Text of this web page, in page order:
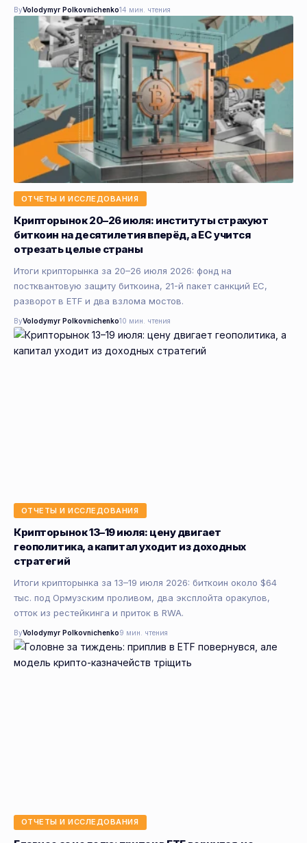
ByVolodymyr Polkovnichenko14 мин. чтения
ОТЧЕТЫ И ИССЛЕДОВАНИЯ
Крипторынок 20–26 июля: институты страхуют
биткоин на десятилетия вперёд, а ЕС учится
отрезать целые страны
Итоги крипторынка за 20–26 июля 2026: фонд на
постквантовую защиту биткоина, 21-й пакет санкций ЕС,
разворот в ETF и два взлома мостов.
ByVolodymyr Polkovnichenko10 мин. чтения
ОТЧЕТЫ И ИССЛЕДОВАНИЯ
Крипторынок 13–19 июля: цену двигает
геополитика, а капитал уходит из доходных
стратегий
Итоги крипторынка за 13–19 июля 2026: биткоин около $64
тыс. под Ормузским проливом, два эксплойта оракулов,
отток из рестейкинга и приток в RWA.
ByVolodymyr Polkovnichenko9 мин. чтения
ОТЧЕТЫ И ИССЛЕДОВАНИЯ